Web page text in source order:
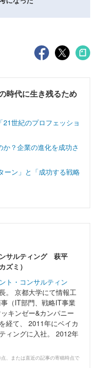
時代に生き残るため
世紀のプロフェッショ
か？企業の進化を成功さ
ーン」と「成功する戦略
サルティング 萩平
ミ）
ト・コンサルティン
。 京都大学にて情報工
（IT部門、戦略IT事業
キンゼー&カンパニー
経て、 2011年にベイカ
ィングに入社。 2012年
、または直近の記事の寄稿時点で